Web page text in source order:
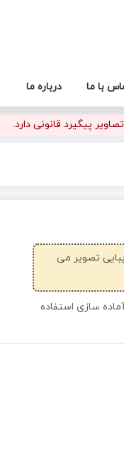
با ما درباره ما
پیگیرد قانونی دارد.
تصویر می
سازی استفاده